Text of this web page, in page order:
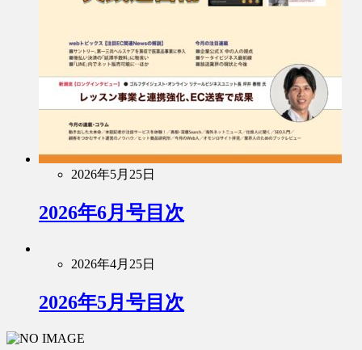
2026年5月25日
2026年6月号目次
2026年4月25日
2026年5月号目次